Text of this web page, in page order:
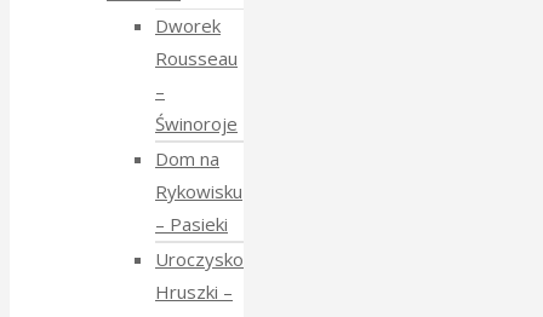
Dworek
Rousseau
–
Świnoroje
Dom na
Rykowisku
– Pasieki
Uroczysko
Hruszki –